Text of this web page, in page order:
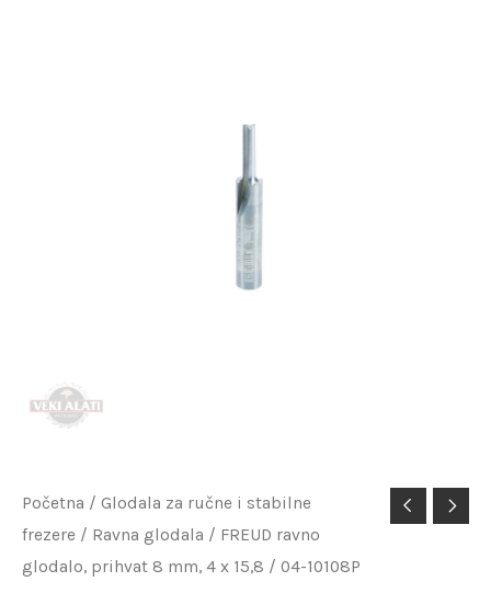
Početna / Glodala za ručne i stabilne
frezere / Ravna glodala / FREUD ravno
glodalo, prihvat 8 mm, 4 x 15,8 / 04-10108P
FREUD
ravno
glodalo,